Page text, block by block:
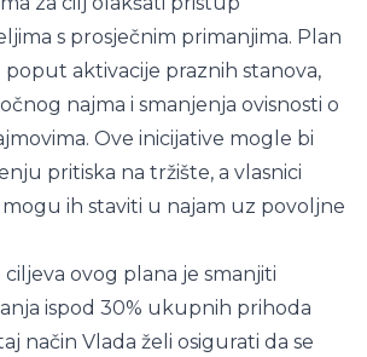
s prosječnim primanjima. Plan
aktivacije praznih stanova,
najma i smanjenja ovisnosti o
Ove inicijative mogle bi
pritiska na tržište, a vlasnici
ih staviti u najam uz povoljne
ovog plana je smanjiti
ispod 30% ukupnih prihoda
način Vlada želi osigurati da se